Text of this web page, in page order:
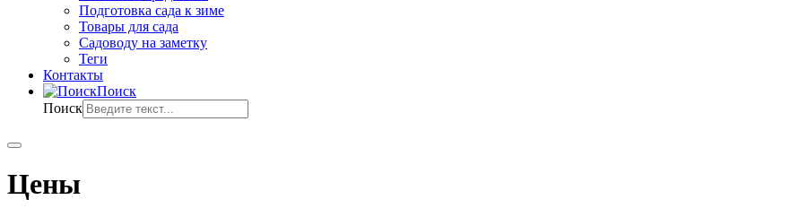
Подготовка сада к зиме
Товары для сада
Садоводу на заметку
Теги
Контакты
Поиск
Поиск
Цены